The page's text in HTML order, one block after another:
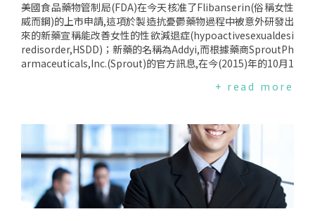
些男性比起那些不吃富含類黃酮食物又不運動的男性減少了2
1％的風險.上述發現在研究人員將活動量、體重、咖啡因攝取
量與抽菸習慣等已知的影響音子納入分析後仍然成立.最後,本篇
研究的主要作者－來自哈佛的流行病學與營養學教授EricRim
m也提到,富含類黃酮的飲食除了對中年男性的性健康有益之外,
示了衰弱的血管功能,也是介入預防未來心血管疾病、心臟病甚
美國食品藥物管制局(FDA)在今天核准了Flibanserin(俗稱女性
威而鋼)的上市申請,這項於製造抗憂鬱藥物過程中被意外研發出
來的新藥宣稱能改善女性的性欲減退症(hypoactivesexualdesi
redisorder,HSDD)；新藥的名稱為Addyi,而根據藥商SproutPh
armaceuticals,Inc.(Sprout)的官方訊息,在今(2015)年的10月1
多學者專家對於該藥仍持保留態度.事實上,專家還沒有辦法完全
示,由於今年6月聽聞許多支持團體對於女性患者受HSDD所苦之
情緒性描述,因此,即便藥效有限,委員們終於以"有總比沒有
好"的心態決議通過.美國國家婦女健康網絡(TheNationalWom
en’sHealthNetwork)對此相當不認同,在2010年與2013年的
審查過程中,她們便已向FDA表示該藥的有效性與安全性尚存疑
慮,當時FDA也聽到了她們的訴求.而今,Addyi可能引起的嚴重副
+ read more